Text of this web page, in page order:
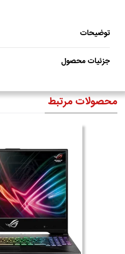
توضیحات
جزئیات محصول
محصولات مرتبط